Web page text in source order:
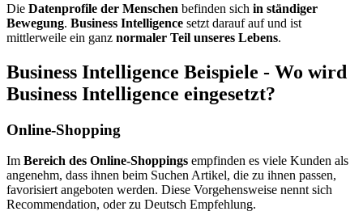
Die Datenprofile der Menschen befinden sich in ständiger
Bewegung. Business Intelligence setzt darauf auf und ist
mittlerweile ein ganz normaler Teil unseres Lebens.
Business Intelligence Beispiele - Wo wird
Business Intelligence eingesetzt?
Online-Shopping
Im Bereich des Online-Shoppings empfinden es viele Kunden als
angenehm, dass ihnen beim Suchen Artikel, die zu ihnen passen,
favorisiert angeboten werden. Diese Vorgehensweise nennt sich
Recommendation, oder zu Deutsch Empfehlung.